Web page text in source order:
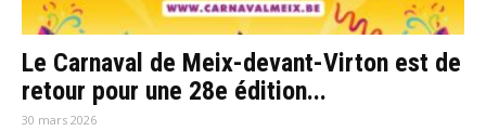
Le Carnaval de Meix-devant-Virton est de
retour pour une 28e édition...
30 mars 2026